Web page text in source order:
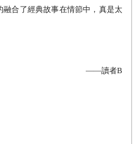
合了經典故事在情節中，真是太
——讀者B